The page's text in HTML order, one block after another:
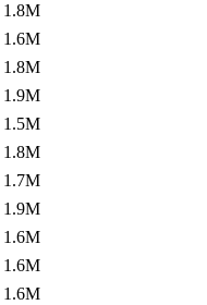
1.8M
1.6M
1.8M
1.9M
1.5M
1.8M
1.7M
1.9M
1.6M
1.6M
1.6M